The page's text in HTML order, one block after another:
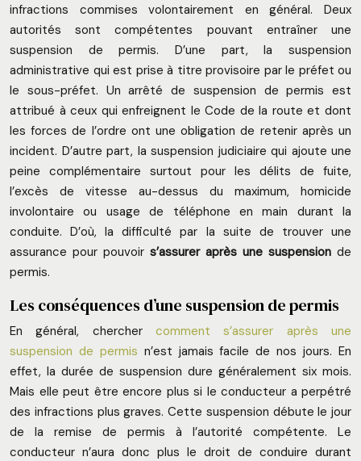
infractions commises volontairement en général. Deux
autorités sont compétentes pouvant entraîner une
suspension de permis. D’une part, la suspension
administrative qui est prise à titre provisoire par le préfet ou
le sous-préfet. Un arrêté de suspension de permis est
attribué à ceux qui enfreignent le Code de la route et dont
les forces de l’ordre ont une obligation de retenir après un
incident. D’autre part, la suspension judiciaire qui ajoute une
peine complémentaire surtout pour les délits de fuite,
l’excès de vitesse au-dessus du maximum, homicide
involontaire ou usage de téléphone en main durant la
conduite. D’où, la difficulté par la suite de trouver une
assurance pour pouvoir s’assurer après une suspension de
permis.
Les conséquences d’une suspension de permis
En général, chercher comment s’assurer après une
suspension de permis n’est jamais facile de nos jours. En
effet, la durée de suspension dure généralement six mois.
Mais elle peut être encore plus si le conducteur a perpétré
des infractions plus graves. Cette suspension débute le jour
de la remise de permis à l’autorité compétente. Le
conducteur n’aura donc plus le droit de conduire durant